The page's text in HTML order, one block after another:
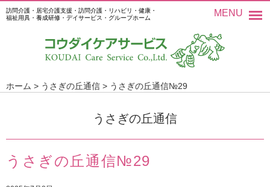
訪問介護・居宅介護支援・訪問介護・リハビリ・健康・
福祉用具・養成研修・デイサービス・グループホーム
MENU
ホーム > うさぎの丘通信 > うさぎの丘通信№29
うさぎの丘通信
うさぎの丘通信№29